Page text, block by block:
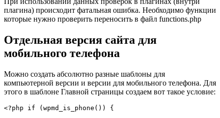
плагина) происходит фатальная ошибка. Необходимо функции
которые нужно проверить переносить в файл functions.php
Отдельная версия сайта для
мобильного телефона
Можно создать абсолютно разные шаблоны для
компьютерной версии и версии для мобильного телефона. Для
этого в шаблоне Главной страницы создаем вот такое условие:
<?php if (wpmd_is_phone()) {